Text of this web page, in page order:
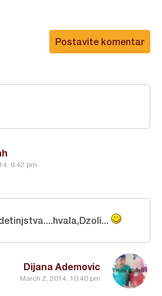
Postavite komentar
6:42 pm
Dijana Ademovic
March 2, 2014, 10:40 pm